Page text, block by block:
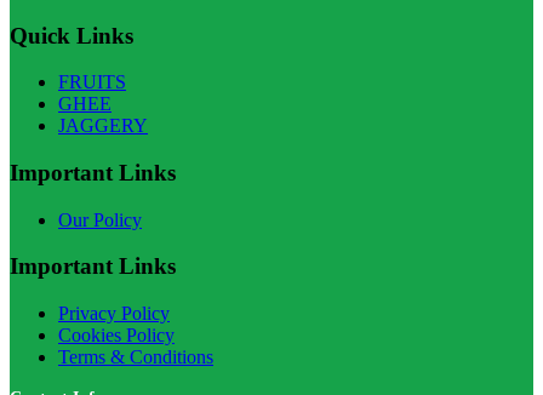
Quick Links
FRUITS
GHEE
JAGGERY
Important Links
Our Policy
Important Links
Privacy Policy
Cookies Policy
Terms & Conditions